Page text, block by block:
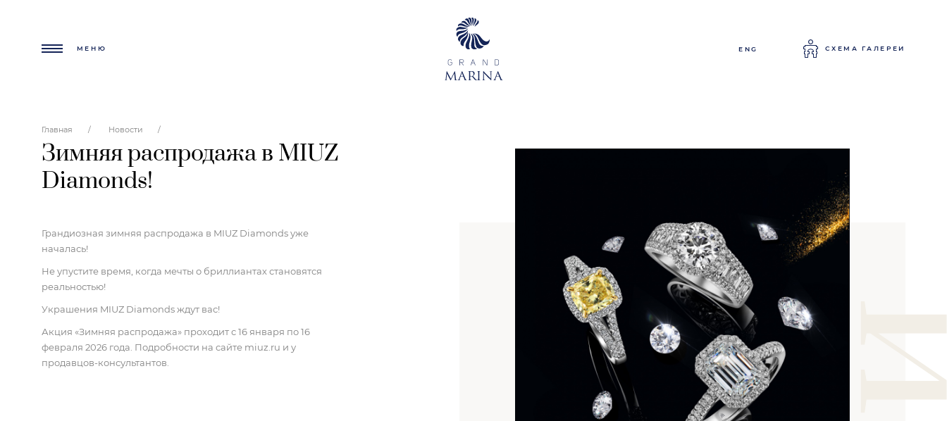
МЕНЮ ENG СХЕМА ГАЛЕРЕИ
Главная Новости
Зимняя распродажа в MIUZ
Diamonds!
Грандиозная зимняя распродажа в MIUZ Diamonds уже
началась!
Не упустите время, когда мечты о бриллиантах становятся
реальностью!
Украшения MIUZ Diamonds ждут вас!
Акция «Зимняя распродажа» проходит с 16 января по 16
февраля 2026 года. Подробности на сайте miuz.ru и у
продавцов-консультантов.